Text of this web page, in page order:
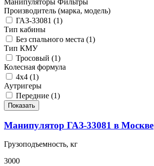
Производитель (марка, модель)
ГАЗ-33081 (1)
Тип кабины
Без спального места (1)
Тип КМУ
Тросовый (1)
Колесная формула
4х4 (1)
Аутригеры
Передние (1)
Манипулятор ГАЗ-33081 в Москве
Грузоподъемность, кг
3000